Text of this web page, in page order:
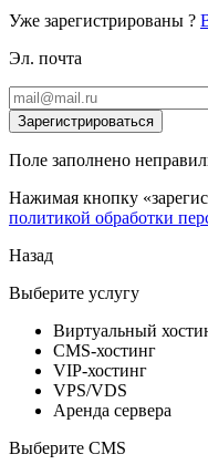
Уже зарегистрированы ?
Эл. почта
Зарегистрироваться
Поле заполнено
Нажимая кнопку
политикой обработки
Назад
Выберите услугу
Виртуальный
CMS-хостинг
VIP-хостинг
VPS/VDS
Аренда сервера
Выберите CMS